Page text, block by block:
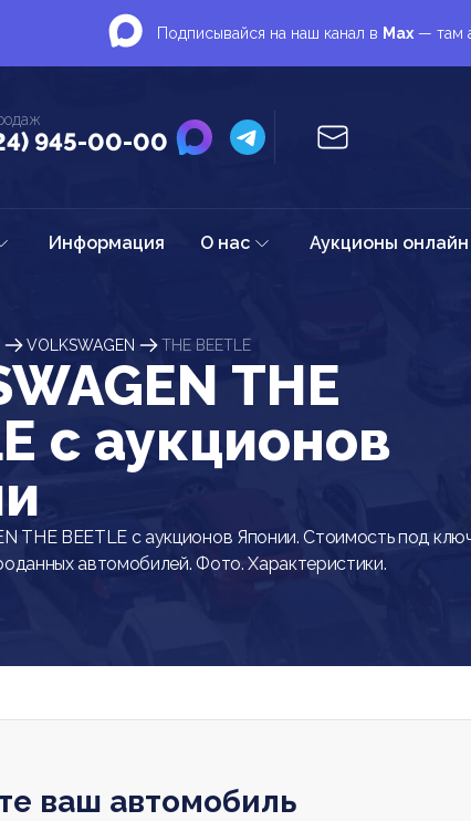
Подписывайся на наш канал в Max — там
945-00-00
Информация О нас Аукционы онлайн
VOLKSWAGEN THE BEETLE
THE
c аукционов
THE BEETLE с аукционов Японии. Стоимость под
автомобилей. Фото. Характеристики.
ваш автомобиль